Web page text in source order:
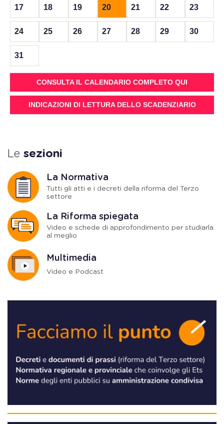
17 18 19 20 21 22 23
24 25 26 27 28 29 30
31
CONSULTA IL CALENDARIO COMPLETO QUI
INDICAZIONI DI LETTURA DELLO SCADENZIARIO
Le sezioni
La Normativa
Tutti gli atti e i decreti della riforma del Terzo
settore
La Riforma spiegata
Video e schede di approfondimento per studiarla
al meglio
Multimedia
Video e Podcast